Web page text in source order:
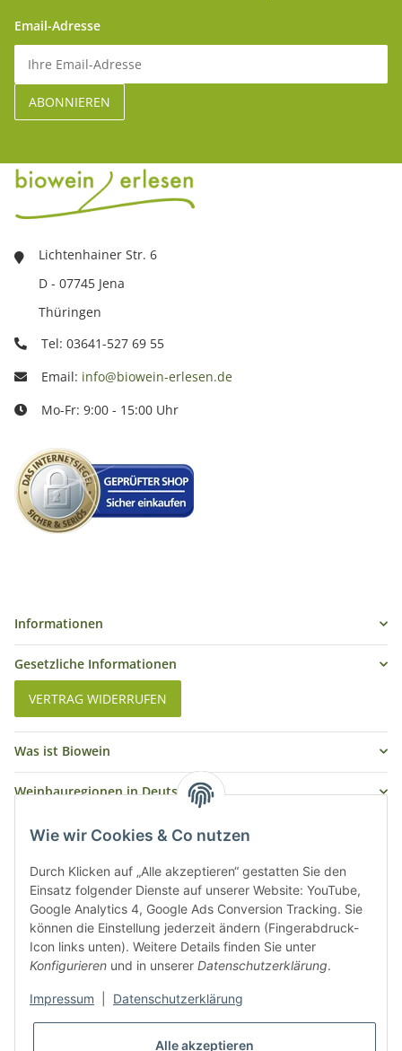
Wie wir Cookies & Co nutzen
Durch Klicken auf „Alle akzeptieren“ gestatten Sie den
Einsatz folgender Dienste auf unserer Website: YouTube,
Google Analytics 4, Google Ads Conversion Tracking. Sie
können die Einstellung jederzeit ändern (Fingerabdruck-
Icon links unten). Weitere Details finden Sie unter
Konfigurieren und in unserer Datenschutzerklärung.
Impressum Datenschutzerklärung
Alle akzeptieren
Email-Adresse
Lichtenhainer Str. 6
D - 07745 Jena
Thüringen
Tel: 03641-527 69 55
Email: info@biowein-erlesen.de
Mo-Fr: 9:00 - 15:00 Uhr
Informationen
Gesetzliche Informationen
VERTRAG WIDERRUFEN
Was ist Biowein
Weinbauregionen in Deutschland
Weinbauregionen und Weinbaugebiete in Österreich
Weiße Rebsorten
Rote Rebsorten